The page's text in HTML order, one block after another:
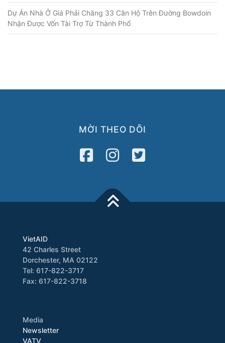
Dự Án Nhà Ở Giá Phải Chăng 33 Căn Hộ Trên Đường Bowdoin
Nhận Được Vốn Tài Trợ Từ Thành Phố
MỜI THEO DÕI
VietAID
42 Charles Street
Dorchester, MA 02122
Tel: 617-822-3717
Fax: 617-822-3718
Media
Newsletter
VATV